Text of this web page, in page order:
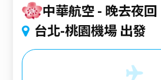
中華航空 晚去夜回
台北-桃園機場 出發